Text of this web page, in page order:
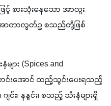
င့် စားသုံးနေသော အာလူး
ဥ၊ အာတာလွတ်ဥ စသည်တို့ဖြစ်
ား (Spices and
ာင်းအောင် ထည့်သွင်းပေးရသည့်
း၊ နနွင်း၊ စသည့် သီးနှံများရှိ